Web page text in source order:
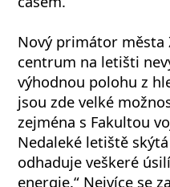
Nový primátor města
centrum na letišti
výhodnou polohu z
jsou zde velké
zejména s Fakultou
Nedaleké letiště
odhaduje veškeré
energie.“ Nejvíce se